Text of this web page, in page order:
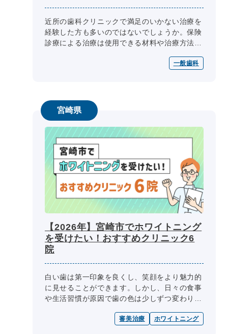
近所の歯科クリニックで満足のいかない治療を
経験した方も多いのではないでしょうか。保険
診療による治療は使用できる材料や治療方法が
一般歯科
宮崎県
【2026年】宮崎市でホワイトニング
を受けたい！おすすめクリニック6
院
白い歯は第一印象を良くし、笑顔をより魅力的
に見せることができます。しかし、日々の食事
や生活習慣が原因で歯の色は少しずつ変わり、
り除くにはホワイトニングが必要で...
審美治療 ホワイトニング